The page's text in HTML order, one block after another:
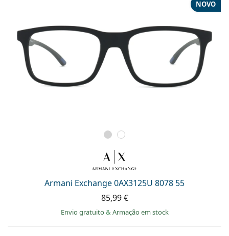
Armani Exchange 0AX3125U 8078 55
NOVO
85,99 €
Envio gratuito& Armação em stock